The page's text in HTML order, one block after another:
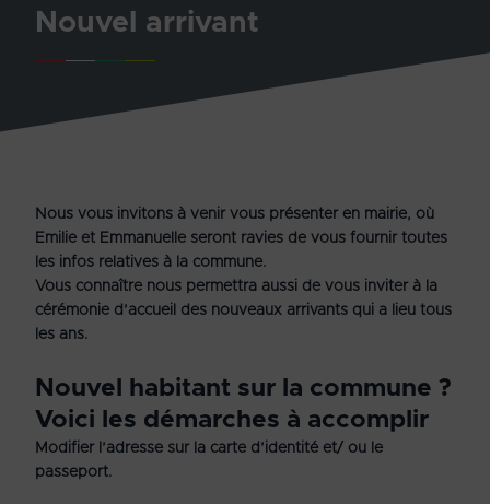
Nouvel arrivant
Nous vous invitons à venir vous présenter en mairie, où
Emilie et Emmanuelle seront ravies de vous fournir toutes
les infos relatives à la commune.
Vous connaître nous permettra aussi de vous inviter à la
cérémonie d’accueil des nouveaux arrivants qui a lieu tous
les ans.
Nouvel habitant sur la commune ?
Voici les démarches à accomplir
Modifier l’adresse sur la carte d’identité et/ ou le
passeport.